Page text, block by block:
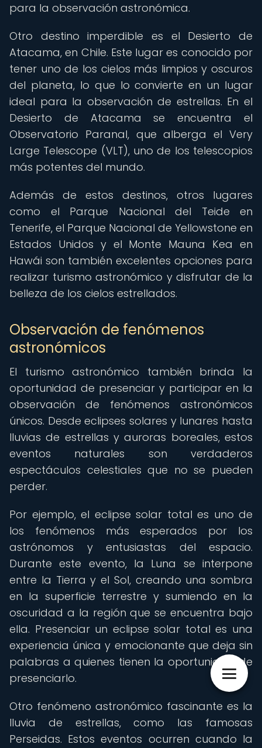
para la observación astronómica.
Otro destino imperdible es el Desierto de
Atacama, en Chile. Este lugar es conocido por
tener uno de los cielos más limpios y oscuros
del planeta, lo que lo convierte en un lugar
ideal para la observación de estrellas. En el
Desierto de Atacama se encuentra el
Observatorio Paranal, que alberga el Very
Large Telescope (VLT), uno de los telescopios
más potentes del mundo.
Además de estos destinos, otros lugares
como el Parque Nacional del Teide en
Tenerife, el Parque Nacional de Yellowstone en
Estados Unidos y el Monte Mauna Kea en
Hawái son también excelentes opciones para
realizar turismo astronómico y disfrutar de la
belleza de los cielos estrellados.
Observación de fenómenos
astronómicos
El turismo astronómico también brinda la
oportunidad de presenciar y participar en la
observación de fenómenos astronómicos
únicos. Desde eclipses solares y lunares hasta
lluvias de estrellas y auroras boreales, estos
eventos naturales son verdaderos
espectáculos celestiales que no se pueden
perder.
Por ejemplo, el eclipse solar total es uno de
los fenómenos más esperados por los
astrónomos y entusiastas del espacio.
Durante este evento, la Luna se interpone
entre la Tierra y el Sol, creando una sombra
en la superficie terrestre y sumiendo en la
oscuridad a la región que se encuentra bajo
ella. Presenciar un eclipse solar total es una
experiencia única y emocionante que deja sin
palabras a quienes tienen la oportunidad de
presenciarlo.
Otro fenómeno astronómico fascinante es la
lluvia de estrellas, como las famosas
Perseidas. Estos eventos ocurren cuando la